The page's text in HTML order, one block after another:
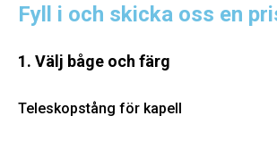
Fyll i och skicka oss en
1. Välj båge och färg
Teleskopstång för kapell